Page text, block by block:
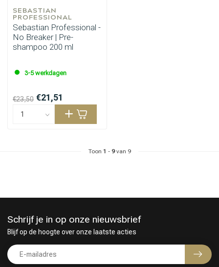
SEBASTIAN
PROFESSIONAL
Sebastian Professional -
No Breaker | Pre-
shampoo 200 ml
3-5 werkdagen
€23,50 €21,51
Toon 1 - 9van 9
Schrijf je in op onze nieuwsbrief
Blijf op de hoogte over onze laatste acties